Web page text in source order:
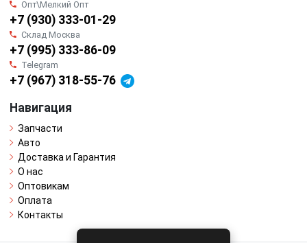
Опт\Мелкий Опт
+7 (930) 333-01-29
Склад Москва
+7 (995) 333-86-09
Telegram
+7 (967) 318-55-76
Навигация
Запчасти
Авто
Доставка и Гарантия
О нас
Оптовикам
Оплата
Контакты